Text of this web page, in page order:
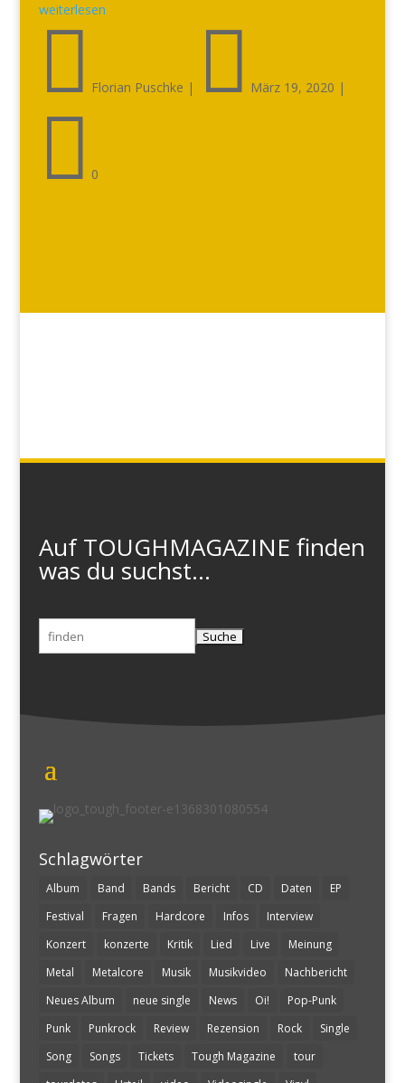
weiterlesen
 Florian Puschke |  März 19, 2020 |
 0
Auf TOUGHMAGAZINE finden
was du suchst...
Suchen
nach:
Schlagwörter
Album Band Bands Bericht CD Daten
EP
Festival
Fragen Hardcore Infos
Interview
Konzert
konzerte Kritik Lied Live
Meinung
Metal
Metalcore Musik Musikvideo
Nachbericht
Neues Album
neue single News Oi!
Pop-Punk
Punk
Punkrock Review Rezension Rock
Single
Song
Songs Tickets Tough Magazine
tour